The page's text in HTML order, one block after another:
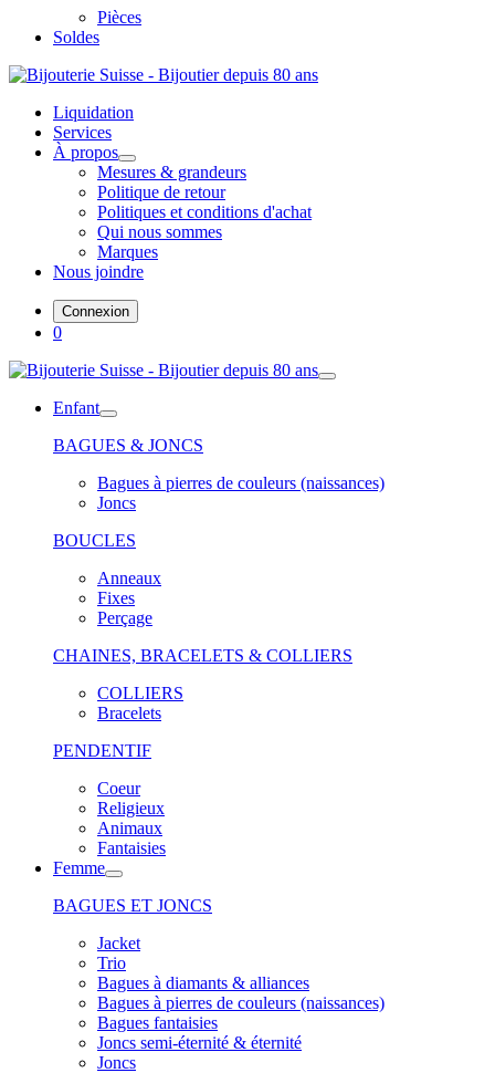
Pièces
Soldes
Liquidation
Services
À propos
Mesures & grandeurs
Politique de retour
Politiques et conditions d'achat
Qui nous sommes
Marques
Nous joindre
Connexion
0
Enfant
BAGUES & JONCS
Bagues à pierres de couleurs (naissances)
Joncs
BOUCLES
Anneaux
Fixes
Perçage
CHAINES, BRACELETS & COLLIERS
COLLIERS
Bracelets
PENDENTIF
Coeur
Religieux
Animaux
Fantaisies
Femme
BAGUES ET JONCS
Jacket
Trio
Bagues à diamants & alliances
Bagues à pierres de couleurs (naissances)
Bagues fantaisies
Joncs semi-éternité & éternité
Joncs